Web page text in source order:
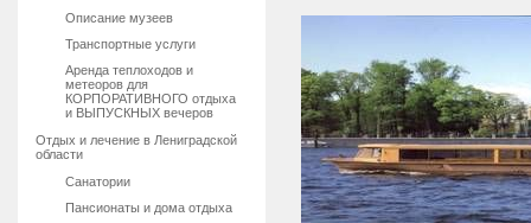
Описание музеев
Транспортные услуги
Аренда теплоходов и
метеоров для
КОРПОРАТИВНОГО отдыха
и ВЫПУСКНЫХ вечеров
Отдых и лечение в Лениградской
области
Санатории
Пансионаты и дома отдыха